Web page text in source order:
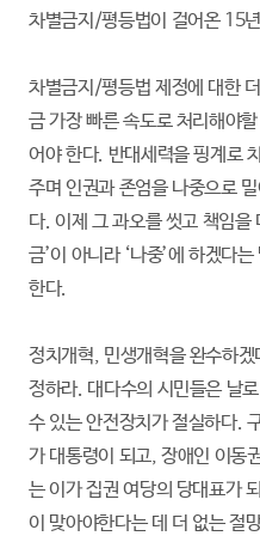
차별금지/평등법이 걸어온 15
차별금지/평등법 제정에 대한
금 가장 빠른 속도로 처리해야
어야 한다. 반대세력을 핑계로
주며 인권과 존엄을 나중으로
다. 이제 그 과오를 씻고 책임을
금’이 아니라 ‘나중’에 하겠다
한다.
정치개혁, 민생개혁을 완수하
정하라. 대다수의 시민들은 날
수 있는 안전장치가 절실하다.
가 대통령이 되고, 장애인 이동
는 이가 집권 여당의 당대표가
이 맞아야한다는 데 더 없는 절